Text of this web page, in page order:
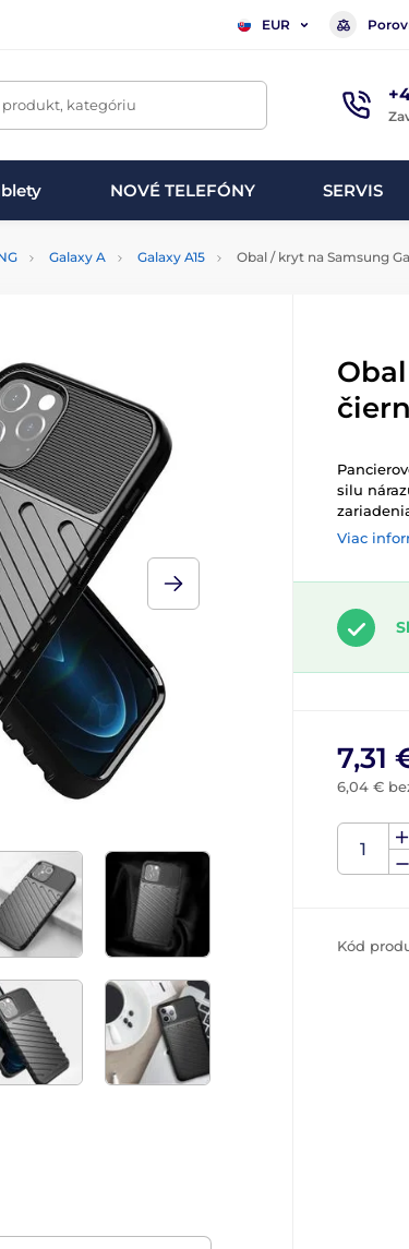
EUR
produkt, kategóriu
NOVÉ TELEFÓNY SERVIS
Galaxy A Galaxy A15 Obal / kryt na Samsung
silu
Viac
7,31
6,04 €
Kód